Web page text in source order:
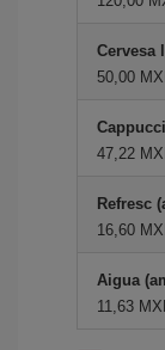
Cervesa
50,00
47,22
Refresc
16,60
Aigua
11,63